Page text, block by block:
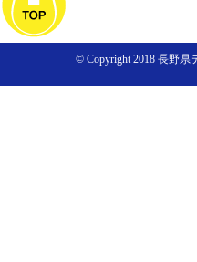
© Copyright 2018 長野県